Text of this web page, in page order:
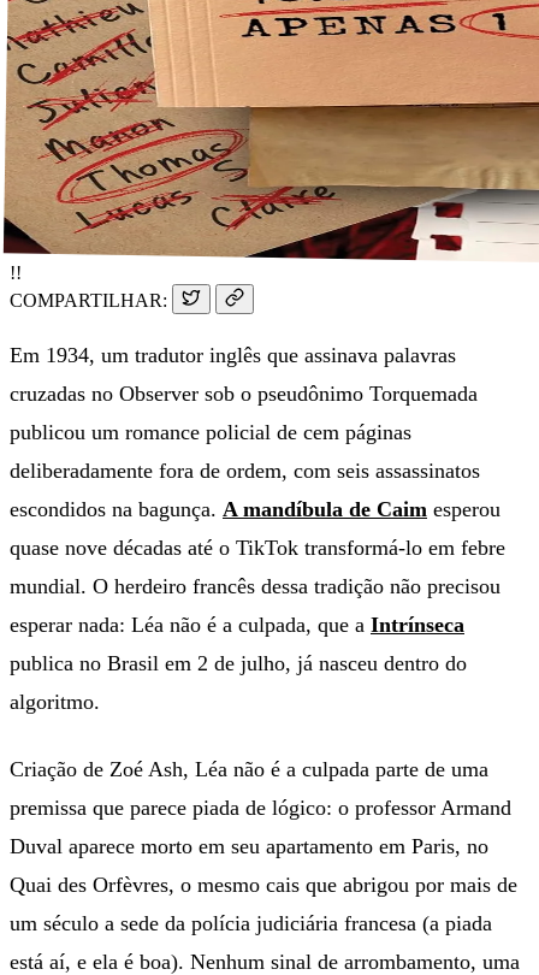
!!
COMPARTILHAR:
Em 1934, um tradutor inglês que assinava palavras
cruzadas no Observer sob o pseudônimo Torquemada
publicou um romance policial de cem páginas
deliberadamente fora de ordem, com seis assassinatos
escondidos na bagunça. A mandíbula de Caim esperou
quase nove décadas até o TikTok transformá-lo em febre
mundial. O herdeiro francês dessa tradição não precisou
esperar nada: Léa não é a culpada, que a Intrínseca
publica no Brasil em 2 de julho, já nasceu dentro do
algoritmo.
Criação de Zoé Ash, Léa não é a culpada parte de uma
premissa que parece piada de lógico: o professor Armand
Duval aparece morto em seu apartamento em Paris, no
Quai des Orfèvres, o mesmo cais que abrigou por mais de
um século a sede da polícia judiciária francesa (a piada
está aí, e ela é boa). Nenhum sinal de arrombamento, uma